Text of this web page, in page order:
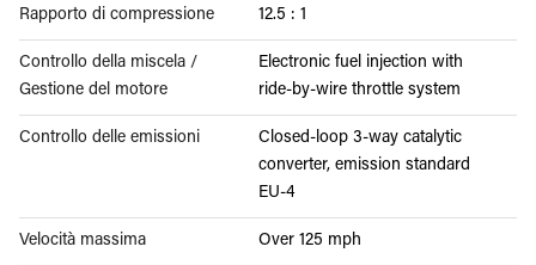
Rapporto di compressione 12.5 : 1
Controllo della miscela /
Gestione del motore
Electronic fuel injection with
ride-by-wire throttle system
Controllo delle emissioni
Closed-loop 3-way catalytic
converter, emission standard
EU-4
Velocità massima Over 125 mph